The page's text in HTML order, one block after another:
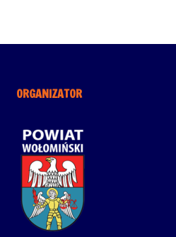
ORGANIZATOR